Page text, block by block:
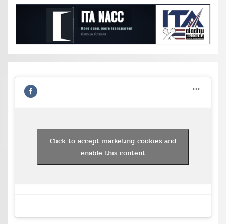
Click to accept marketing cookies and
enable this content